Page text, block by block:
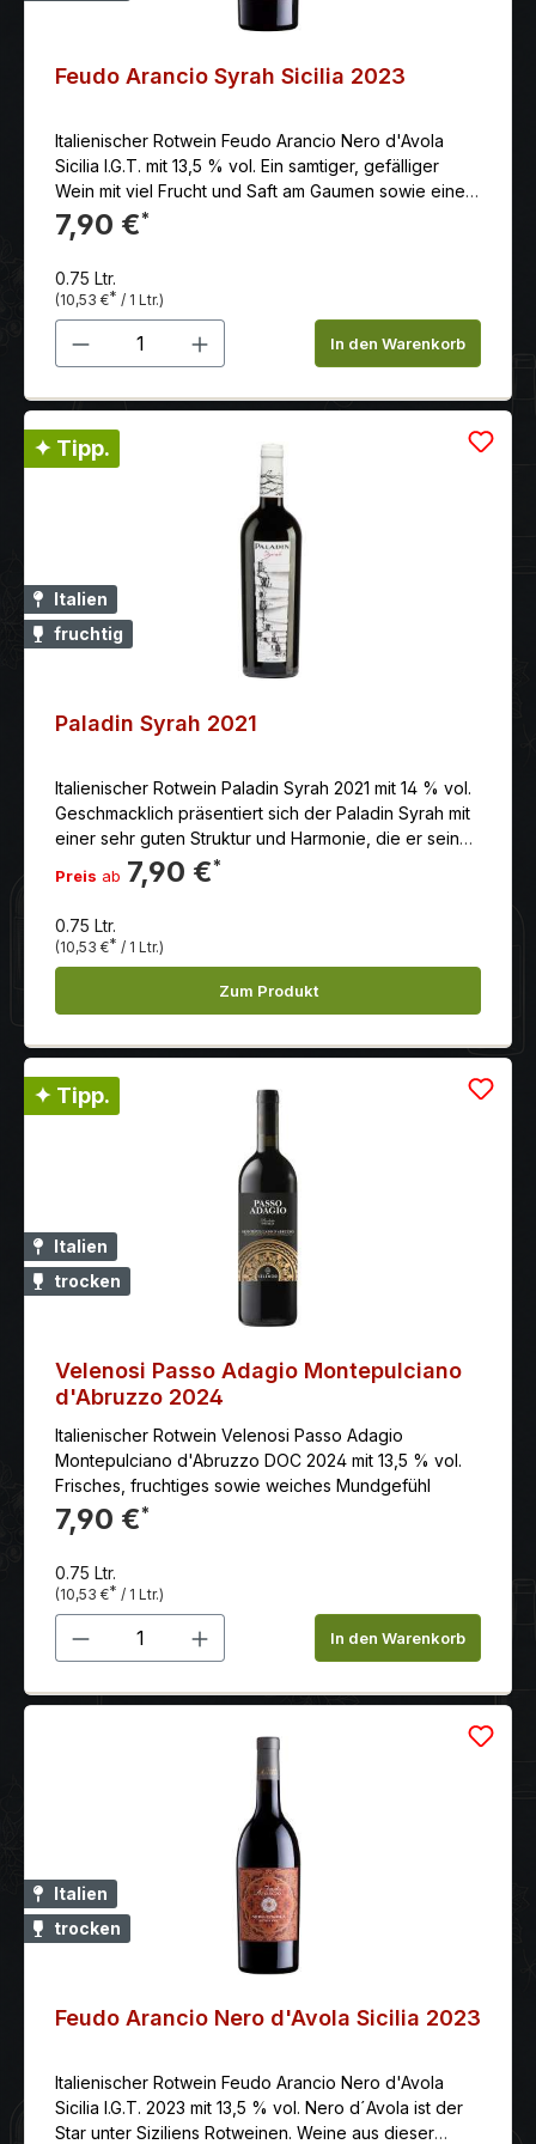
Feudo Arancio Syrah Sicilia 2023
Italienischer Rotwein Feudo Arancio Nero d'Avola
Sicilia I.G.T. mit 13,5 % vol. Ein samtiger, gefälliger
Wein mit viel Frucht und Saft am Gaumen sowie einer
passablen Länge.
7,90 €*
0.75 Ltr.
(10,53 €* / 1 Ltr.)
Produkt Anzahl: Gib denIn den Warenkorb
✦ Tipp.
Italien
fruchtig
Paladin Syrah 2021
Italienischer Rotwein Paladin Syrah 2021 mit 14 % vol.
Geschmacklich präsentiert sich der Paladin Syrah mit
einer sehr guten Struktur und Harmonie, die er seiner
Überreife und der natürliche Konzentration zu
verdanken hat.
Preis ab 7,90 €*
0.75 Ltr.
(10,53 €* / 1 Ltr.)
Zum Produkt
✦ Tipp.
Italien
trocken
Velenosi Passo Adagio Montepulciano
d'Abruzzo 2024
Italienischer Rotwein Velenosi Passo Adagio
Montepulciano d'Abruzzo DOC 2024 mit 13,5 % vol.
Frisches, fruchtiges sowie weiches Mundgefühl
7,90 €*
0.75 Ltr.
(10,53 €* / 1 Ltr.)
Produkt Anzahl: Gib denIn den Warenkorb
Italien
trocken
Feudo Arancio Nero d'Avola Sicilia 2023
Italienischer Rotwein Feudo Arancio Nero d'Avola
Sicilia I.G.T. 2023 mit 13,5 % vol. Nero d´Avola ist der
Star unter Siziliens Rotweinen. Weine aus dieser